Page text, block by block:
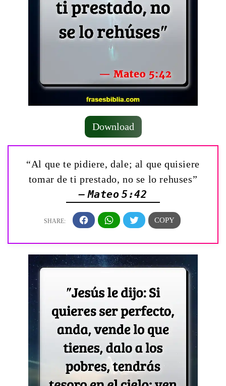
Download
“Al que te pidiere, dale; al que quisiere
tomar de ti prestado, no se lo rehuses”
— Mateo 5:42